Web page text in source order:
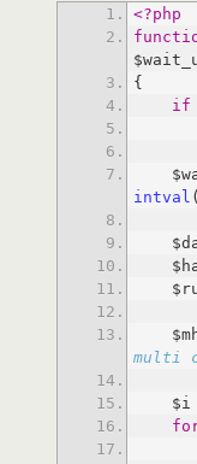
<?php
if
intval
multi